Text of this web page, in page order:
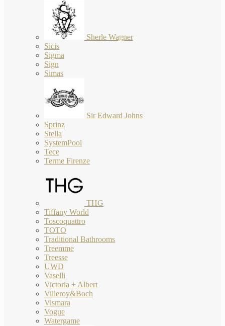
Sherle Wagner
Sicis
Sigma
Sign
Simas
Sir Edward Johns
Sprinz
Stella
SystemPool
Tece
Terme Firenze
THG
Tiffany World
Toscoquattro
TOTO
Traditional Bathrooms
Treemme
Treesse
UWD
Vaselli
Victoria + Albert
Villeroy&Boch
Vismara
Vogue
Watergame